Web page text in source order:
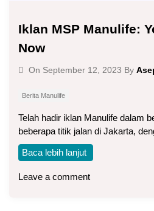
Iklan MSP Manulife:
Now
On September 12, 2023 By
Berita Manulife
Telah hadir iklan Manulife dalam
beberapa titik jalan di Jakarta,
Baca lebih lanjut
Leave a comment